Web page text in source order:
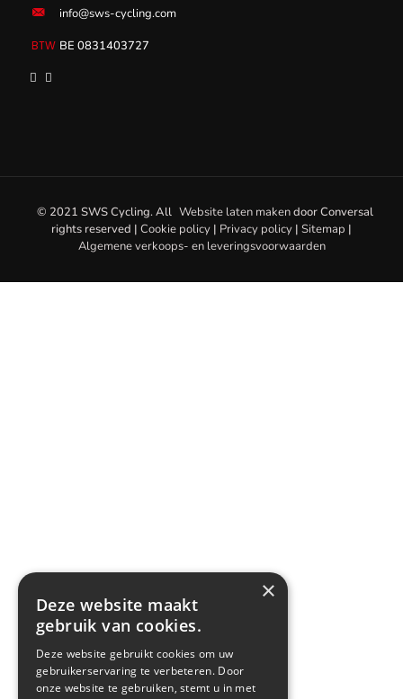
info@sws-cycling.com
BE 0831403727
Website laten makendoorConversal
© 2021 SWS Cycling. All
rights reserved | Cookie policy | Privacy policy | Sitemap |
Algemene verkoops- en leveringsvoorwaarden
×
Deze website maakt
gebruik van cookies.
Deze website gebruikt cookies om uw
gebruikerservaring te verbeteren. Door
onze website te gebruiken, stemt u in met